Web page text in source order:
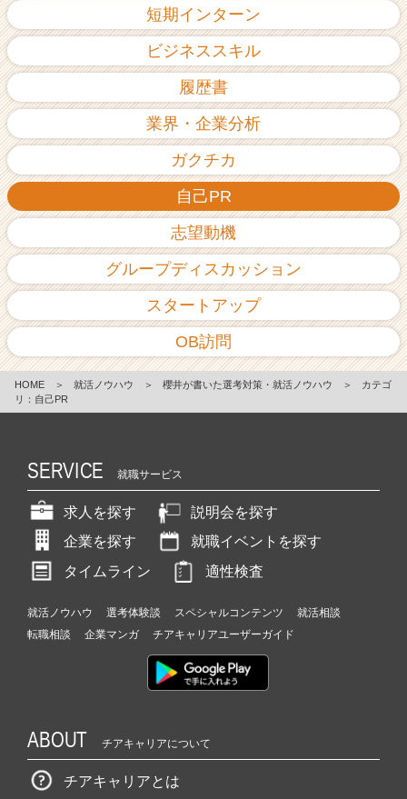
短期インターン
ビジネススキル
履歴書
業界・企業分析
ガクチカ
自己PR
志望動機
グループディスカッション
スタートアップ
OB訪問
HOME ＞ 就活ノウハウ ＞ 櫻井が書いた選考対策・就活ノウハウ ＞
カテゴ
リ：自己PR
SERVICE 就職サービス
求人を探す
説明会を探す
企業を探す
就職イベントを探す
タイムライン
適性検査
就活ノウハウ 選考体験談 スペシャルコンテンツ
就活相談
転職相談
企業マンガ チアキャリアユーザーガイド
ABOUT チアキャリアについて
チアキャリアとは